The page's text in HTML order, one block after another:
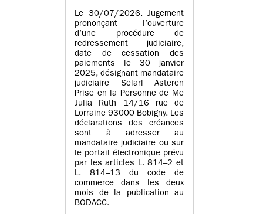
Le 30/07/2026. Jugement
prononçant l’ouverture
d’une procédure de
redressement judiciaire,
date de cessation des
paiements le 30 janvier
2025, désignant mandataire
judiciaire Selarl Asteren
Prise en la Personne de Me
Julia Ruth 14/16 rue de
Lorraine 93000 Bobigny. Les
déclarations des créances
sont à adresser au
mandataire judiciaire ou sur
le portail électronique prévu
par les articles L. 814–2 et
L. 814–13 du code de
commerce dans les deux
mois de la publication au
BODACC.